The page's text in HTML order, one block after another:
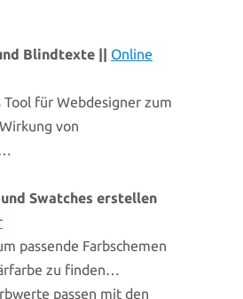
Blindtexte || Online
Tool für Webdesigner zum
von
Swatches erstellen
passende Farbschemen
zu finden…
passen mit den